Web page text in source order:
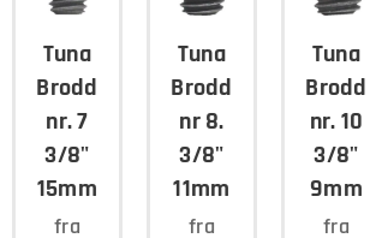
Tuna
Brodd
nr. 7
3/8"
15mm
fra
Tuna
Brodd
nr 8.
3/8"
11mm
fra
Tuna
Brodd
nr. 10
3/8"
9mm
fra